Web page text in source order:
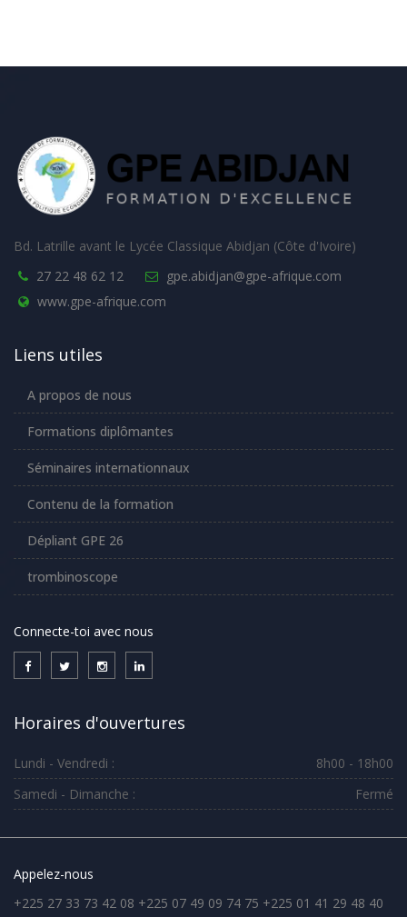
Bd. Latrille avant le Lycée Classique Abidjan (Côte d'Ivoire)
27 22 48 62 12
gpe.abidjan@gpe-afrique.com
www.gpe-afrique.com
Liens utiles
A propos de nous
Formations diplômantes
Séminaires internationnaux
Contenu de la formation
Dépliant GPE 26
trombinoscope
Connecte-toi avec nous
Horaires d'ouvertures
Lundi - Vendredi :
8h00 - 18h00
Samedi - Dimanche :
Fermé
Appelez-nous
+225 27 33 73 42 08 +225 07 49 09 74 75 +225 01 41 29 48 40